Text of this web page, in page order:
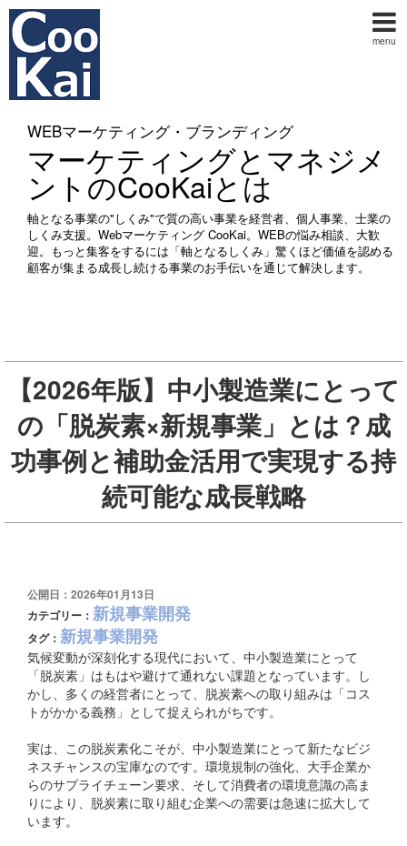
menu
WEBマーケティング・ブランディング
マーケティングとマネジメ
ントのCooKaiとは
軸となる事業の"しくみ"で質の高い事業を経営者、個人事業、士業の
しくみ支援。Webマーケティング CooKai。WEBの悩み相談、大歓
迎。もっと集客をするには「軸となるしくみ」驚くほど価値を認める
顧客が集まる成長し続ける事業のお手伝いを通じて解決します。
【2026年版】中小製造業にとって
の「脱炭素×新規事業」とは？成
功事例と補助金活用で実現する持
続可能な成長戦略
公開日：2026年01月13日
カテゴリー： 新規事業開発
タグ： 新規事業開発
気候変動が深刻化する現代において、中小製造業にとって
「脱炭素」はもはや避けて通れない課題となっています。し
かし、多くの経営者にとって、脱炭素への取り組みは「コス
トがかかる義務」として捉えられがちです。
実は、この脱炭素化こそが、中小製造業にとって新たなビジ
ネスチャンスの宝庫なのです。環境規制の強化、大手企業か
らのサプライチェーン要求、そして消費者の環境意識の高ま
りにより、脱炭素に取り組む企業への需要は急速に拡大して
います。